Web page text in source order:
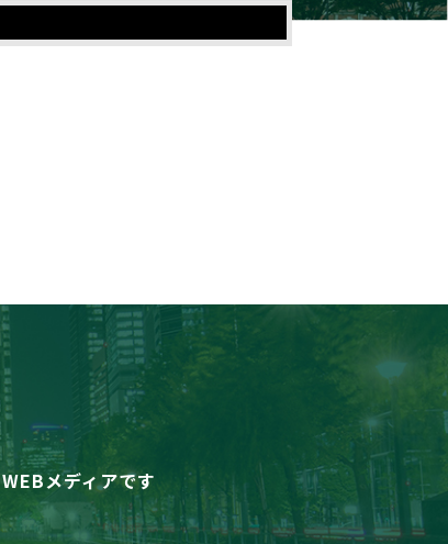
WEBメディアです